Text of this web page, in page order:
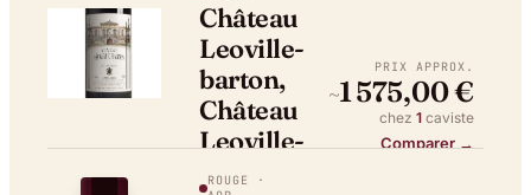
Château
Leoville-
barton,
Château
Leoville-
Barton
PRIX APPROX.
~1 575,00 €
chez 1 caviste
Comparer →
ROUGE
·